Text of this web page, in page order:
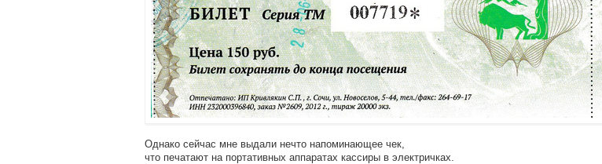
Однако сейчас мне выдали нечто напоминающее чек,
что печатают на портативных аппаратах кассиры в электричках.